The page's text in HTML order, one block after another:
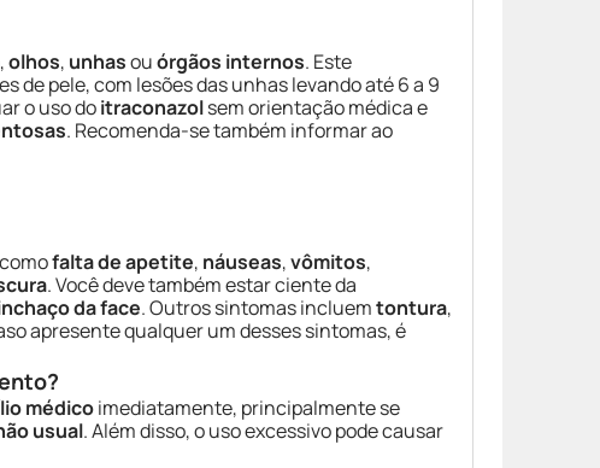
,olhos, unhasouórgãos internos. Este
de pele, com lesões das unhas levando até 6 a 9
o uso doitraconazolsem orientação médica e
. Recomenda-se também informar ao
falta de apetite, náuseas,vômitos,
. Você deve também estar ciente da
da face. Outros sintomas incluemtontura,
apresente qualquer um desses sintomas, é
médicoimediatamente, principalmente se
usual. Além disso, o uso excessivo pode causar